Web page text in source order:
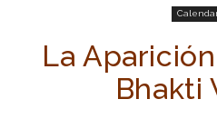
La
Bhakti